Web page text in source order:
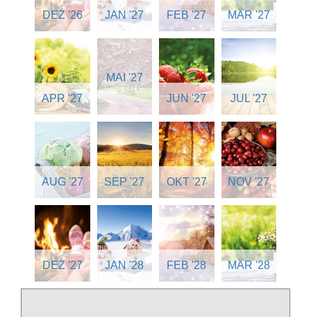
DEZ '26 JAN '27 FEB '27 MÄR '27
APR '27
MAI '27
JUN '27
JUL '27
AUG '27 SEP '27 OKT '27 NOV '27
DEZ '27 JAN '28 FEB '28 MÄR '28